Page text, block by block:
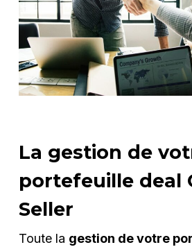
La gestion de
portefeuille deal
Seller
Toute la gestion de votre